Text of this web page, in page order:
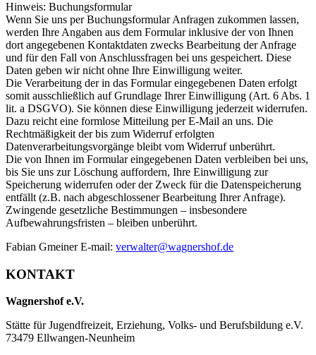
Hinweis: Buchungsformular
Wenn Sie uns per Buchungsformular Anfragen zukommen lassen,
werden Ihre Angaben aus dem Formular inklusive der von Ihnen
dort angegebenen Kontaktdaten zwecks Bearbeitung der Anfrage
und für den Fall von Anschlussfragen bei uns gespeichert. Diese
Daten geben wir nicht ohne Ihre Einwilligung weiter.
Die Verarbeitung der in das Formular eingegebenen Daten erfolgt
somit ausschließlich auf Grundlage Ihrer Einwilligung (Art. 6 Abs. 1
lit. a DSGVO). Sie können diese Einwilligung jederzeit widerrufen.
Dazu reicht eine formlose Mitteilung per E-Mail an uns. Die
Rechtmäßigkeit der bis zum Widerruf erfolgten
Datenverarbeitungsvorgänge bleibt vom Widerruf unberührt.
Die von Ihnen im Formular eingegebenen Daten verbleiben bei uns,
bis Sie uns zur Löschung auffordern, Ihre Einwilligung zur
Speicherung widerrufen oder der Zweck für die Datenspeicherung
entfällt (z.B. nach abgeschlossener Bearbeitung Ihrer Anfrage).
Zwingende gesetzliche Bestimmungen – insbesondere
Aufbewahrungsfristen – bleiben unberührt.
Fabian Gmeiner E-mail: verwalter@wagnershof.de
KONTAKT
Wagnershof e.V.
Stätte für Jugendfreizeit, Erziehung, Volks- und Berufsbildung e.V.
73479 Ellwangen-Neunheim